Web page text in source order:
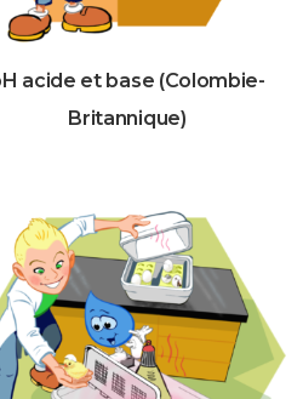
acide et base (Colombie-
Britannique)